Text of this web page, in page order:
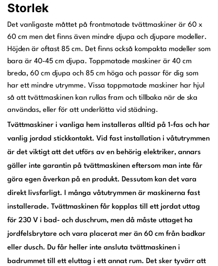
Storlek
Det vanligaste måttet på frontmatade tvättmaskiner är 60 x
60 cm men det finns även mindre djupa och djupare modeller.
Höjden är oftast 85 cm. Det finns också kompakta modeller som
bara är 40-45 cm djupa. Toppmatade maskiner är 40 cm
breda, 60 cm djupa och 85 cm höga och passar för dig som
har ett mindre utrymme. Vissa toppmatade maskiner har hjul
så att tvättmaskinen kan rullas fram och tillbaka när de ska
användas, eller för att underlätta vid städning.
Tvättmaskiner i vanliga hem installeras alltid på 1-fas och har
vanlig jordad stickkontakt. Vid fast installation i våtutrymmen
är det viktigt att det utförs av en behörig elektriker, annars
gäller inte garantin på tvättmaskinen eftersom man inte får
göra egen åverkan på en produkt. Dessutom kan det vara
direkt livsfarligt. I många våtutrymmen är maskinerna fast
installerade. Tvättmaskinen får kopplas till ett jordat uttag
för 230 V i bad- och duschrum, men då måste uttaget ha
jordfelsbrytare och vara placerat mer än 60 cm från badkar
eller dusch. Du får heller inte ansluta tvättmaskinen i
badrummet till ett eluttag i ett annat rum. Det sker tyvärr att